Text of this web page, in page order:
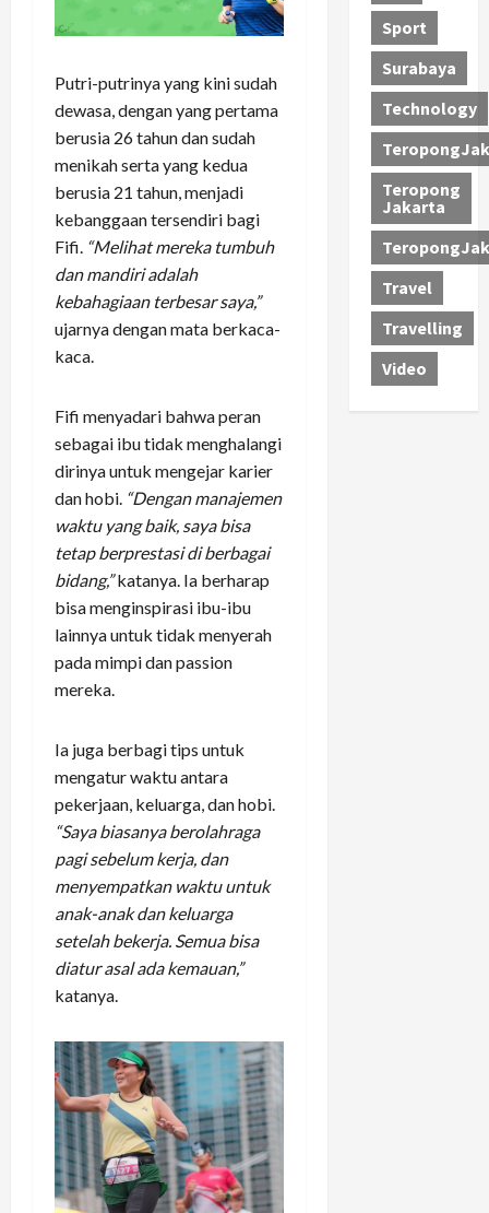
Putri-putrinya yang kini sudah
dewasa, dengan yang pertama
berusia 26 tahun dan sudah
menikah serta yang kedua
berusia 21 tahun, menjadi
kebanggaan tersendiri bagi
Fifi. “Melihat mereka tumbuh
dan mandiri adalah
kebahagiaan terbesar saya,”
ujarnya dengan mata berkaca-
kaca.
Fifi menyadari bahwa peran
sebagai ibu tidak menghalangi
dirinya untuk mengejar karier
dan hobi. “Dengan manajemen
waktu yang baik, saya bisa
tetap berprestasi di berbagai
bidang,”katanya. Ia berharap
bisa menginspirasi ibu-ibu
lainnya untuk tidak menyerah
pada mimpi dan passion
mereka.
Ia juga berbagi tips untuk
mengatur waktu antara
pekerjaan, keluarga, dan hobi.
“Saya biasanya berolahraga
pagi sebelum kerja, dan
menyempatkan waktu untuk
anak-anak dan keluarga
setelah bekerja. Semua bisa
diatur asal ada kemauan,”
katanya.
Sport
Surabaya
Technology
Teropong
Jakarta
Travel
Travelling
Video